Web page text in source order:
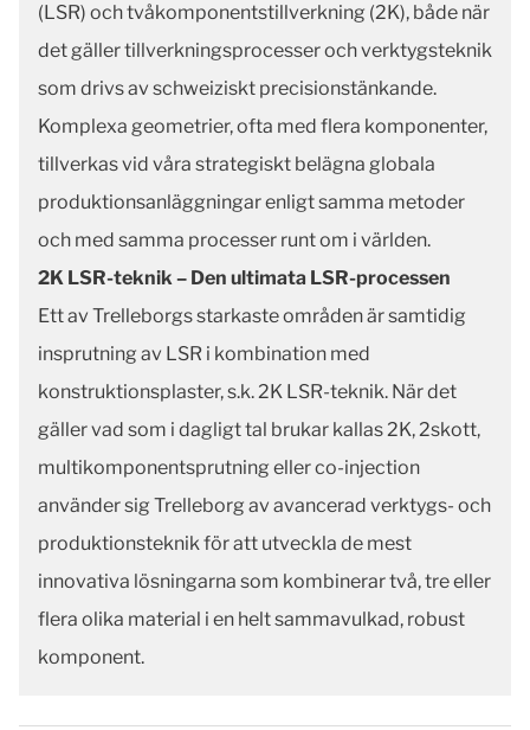
(LSR) och tvåkomponentstillverkning (2K), både när
det gäller tillverkningsprocesser och verktygsteknik
som drivs av schweiziskt precisionstänkande.
Komplexa geometrier, ofta med flera komponenter,
tillverkas vid våra strategiskt belägna globala
produktionsanläggningar enligt samma metoder
och med samma processer runt om i världen.
2K LSR-teknik – Den ultimata LSR-processen
Ett av Trelleborgs starkaste områden är samtidig
insprutning av LSR i kombination med
konstruktionsplaster, s.k. 2K LSR-teknik. När det
gäller vad som i dagligt tal brukar kallas 2K, 2skott,
multikomponentsprutning eller co-injection
använder sig Trelleborg av avancerad verktygs- och
produktionsteknik för att utveckla de mest
innovativa lösningarna som kombinerar två, tre eller
flera olika material i en helt sammavulkad, robust
komponent.